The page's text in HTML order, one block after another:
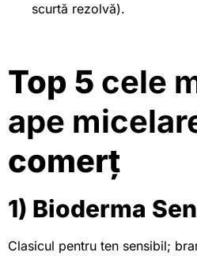
scurtă rezolvă).
Top 5 cele
ape
comerț
1) Bioderma
Clasicul pentru ten sensibil;